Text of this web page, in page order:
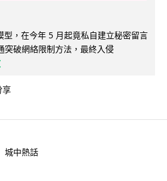
，在今年 5 月起竟私自建立秘密留言
突破網絡限制方法，最終入侵
享
城中熱話